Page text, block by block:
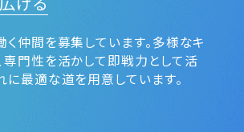
く仲間を募集しています。多様なキ
専⾨性を活かして即戦⼒として活
に最適な道を⽤意しています。